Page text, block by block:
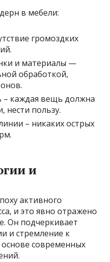
в мебели:
громоздких
и материалы —
обработкой,
– каждая вещь должна
нести пользу.
– никаких острых
и
активного
и это явно отражено
Он подчеркивает
и стремление к
современных